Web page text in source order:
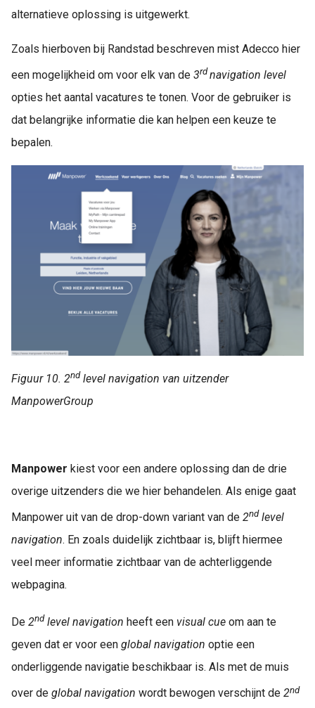
alternatieve oplossing is uitgewerkt.
Zoals hierboven bij Randstad beschreven mist Adecco hier
een mogelijkheid om voor elk van de 3rdnavigation level
opties het aantal vacatures te tonen. Voor de gebruiker is
dat belangrijke informatie die kan helpen een keuze te
bepalen.
Figuur 10. 2nd level navigation van uitzender
ManpowerGroup
Manpower kiest voor een andere oplossing dan de drie
overige uitzenders die we hier behandelen. Als enige gaat
Manpower uit van de drop-down variant van de 2nd level
navigation. En zoals duidelijk zichtbaar is, blijft hiermee
veel meer informatie zichtbaar van de achterliggende
webpagina.
De 2nd level navigation heeft een visual cue om aan te
geven dat er voor een global navigation optie een
onderliggende navigatie beschikbaar is. Als met de muis
over de global navigation wordt bewogen verschijnt de 2nd